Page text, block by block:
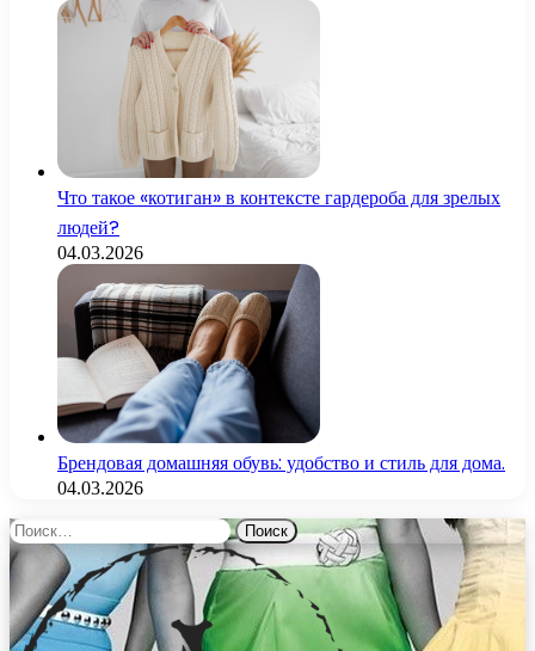
Что такое «котиган» в контексте гардероба для зрелых
людей?
04.03.2026
Брендовая домашняя обувь: удобство и стиль для дома.
04.03.2026
Найти: